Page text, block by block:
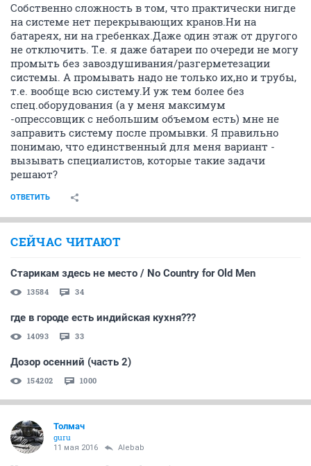
Собственно сложность в том, что практически нигде
на системе нет перекрывающих кранов.Ни на
батареях, ни на гребенках.Даже один этаж от другого
не отключить. Т.е. я даже батареи по очереди не могу
промыть без завоздушивания/разгерметезации
системы. А промывать надо не только их,но и трубы,
т.е. вообще всю систему.И уж тем более без
спец.оборудования (а у меня максимум
-опрессовщик с небольшим объемом есть) мне не
заправить систему после промывки. Я правильно
понимаю, что единственный для меня вариант -
вызывать специалистов, которые такие задачи
решают?
ОТВЕТИТЬ
СЕЙЧАС ЧИТАЮТ
Старикам здесь не место / No Country for Old Men
13584 34
где в городе есть индийская кухня???
14093 33
Дозор осенний (часть 2)
154202 1000
Толмач
guru
11 мая 2016 Alebab